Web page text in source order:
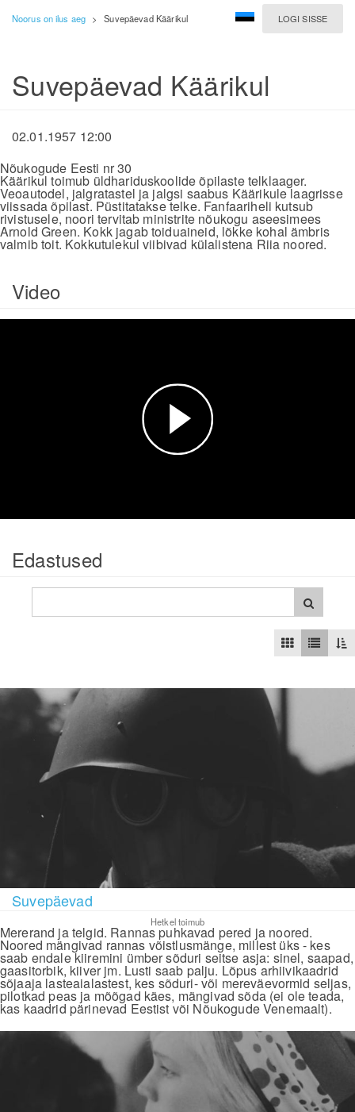
LOGI SISSE
Noorus on ilus aeg > Suvepäevad Käärikul
Suvepäevad Käärikul
02.01.1957 12:00
Nõukogude Eesti nr 30
Käärikul toimub üldhariduskoolide õpilaste telklaager.
Veoautodel, jalgratastel ja jalgsi saabus Käärikule laagrisse
viissada õpilast. Püstitatakse telke. Fanfaariheli kutsub
rivistusele, noori tervitab ministrite nõukogu aseesimees
Arnold Green. Kokk jagab toiduaineid, lõkke kohal ämbris
valmib toit. Kokkutulekul viibivad külalistena Riia noored.
Video
Esita
Edastused
Suvepäevad
Hetkel toimub
Mererand ja telgid. Rannas puhkavad pered ja noored.
Noored mängivad rannas võistlusmänge, millest üks - kes
saab endale kiiremini ümber sõduri seitse asja: sinel, saapad,
gaasitorbik, kiiver jm. Lusti saab palju. Lõpus arhiivikaadrid
sõjaaja lasteaialastest, kes sõduri- või mereväevormid seljas,
pilotkad peas ja mõõgad käes, mängivad sõda (ei ole teada,
kas kaadrid pärinevad Eestist või Nõukogude Venemaalt).